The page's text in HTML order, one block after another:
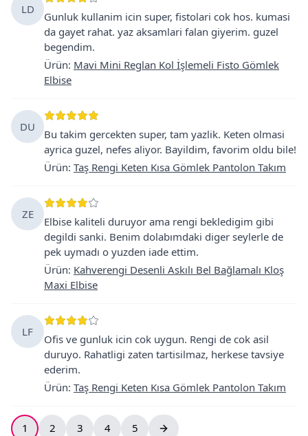
LD
Gunluk kullanim icin super, fistolari cok hos. kumasi
da gayet rahat. yaz aksamlari falan giyerim. guzel
begendim.
Ürün: Mavi Mini Reglan Kol İşlemeli Fisto Gömlek
Elbise
DU
Bu takim gercekten super, tam yazlik. Keten olmasi
ayrica guzel, nefes aliyor. Bayildim, favorim oldu bile!
Ürün: Taş Rengi Keten Kısa Gömlek Pantolon Takım
ZE
Elbise kaliteli duruyor ama rengi bekledigim gibi
degildi sanki. Benim dolabımdaki diger seylerle de
pek uymadı o yuzden iade ettim.
Ürün: Kahverengi Desenli Askılı Bel Bağlamalı Kloş
Maxi Elbise
LF
Ofis ve gunluk icin cok uygun. Rengi de cok asil
duruyo. Rahatligi zaten tartisilmaz, herkese tavsiye
ederim.
Ürün: Taş Rengi Keten Kısa Gömlek Pantolon Takım
1 2 3 4 5